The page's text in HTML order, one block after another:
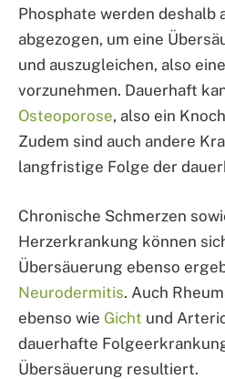
Phosphate werden deshalb
abgezogen, um eine
und auszugleichen, also
vorzunehmen. Dauerhaft
Osteoporose, also ein
Zudem sind auch andere
langfristige Folge der
Chronische Schmerzen
Herzerkrankung können
Übersäuerung ebenso
Neurodermitis. Auch
ebenso wie Gicht und
dauerhafte
Übersäuerung resultiert.